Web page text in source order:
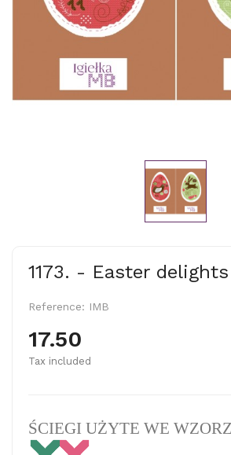
1173. - Easter
Reference: IMB
17.50
Tax included
ŚCIEGI UŻYTE WE